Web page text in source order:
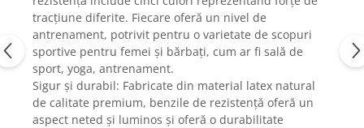
Cutii, curele si accesorii ceasuri
Genti si accesorii barbati
Genti si accesorii femei
Imbracaminte barbati
Imbracaminte femei
Imbracaminte si Incaltaminte copii
tracțiune diferite. Fiecare oferă un nivel de
antrenament, potrivit pentru o varietate de scopuri
sportive pentru femei și bărbați, cum ar fi sală de
sport, yoga, antrenament.
Sigur și durabil: Fabricate din material latex natural
de calitate premium, benzile de rezistență oferă un
aspect neted și luminos și oferă o durabilitate